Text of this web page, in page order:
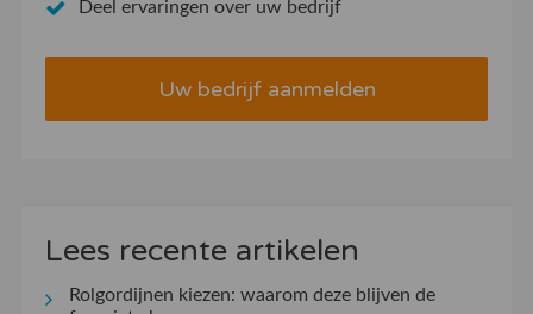
Deel ervaringen over uw bedrijf
Uw bedrijf aanmelden
Lees recente artikelen
Rolgordijnen kiezen: waarom deze blijven de